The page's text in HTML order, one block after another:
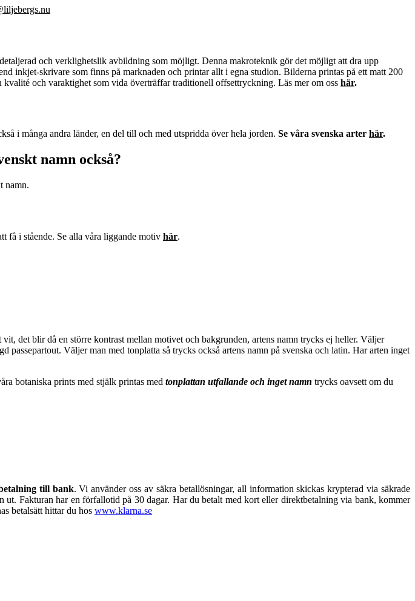
och verklighetslik avbildning som möjligt. Denna makroteknik gör det möjligt att dra upp
inkjet-skrivare som finns på marknaden och printar allt i egna studion. Bilderna printas på ett matt 200
och varaktighet som vida överträffar traditionell offsettryckning. Läs mer om oss här.
i många andra länder, en del till och med utspridda över hela jorden. Se våra svenska arter här.
namn också?
namn.
få i stående. Se alla våra liggande motiv här.
vit, det blir då en större kontrast mellan motivet och bakgrunden, artens namn trycks ej heller. Väljer
Väljer man med tonplatta så trycks också artens namn på svenska och latin. Har arten inget
botaniska prints med stjälk printas med tonplattan utfallande och inget namn trycks oavsett om du
till bank. Vi använder oss av säkra betallösningar, all information skickas krypterad via säkrade
Fakturan har en förfallotid på 30 dagar. Har du betalt med kort eller direktbetalning via bank, kommer
betalsätt hittar du hos www.klarna.se